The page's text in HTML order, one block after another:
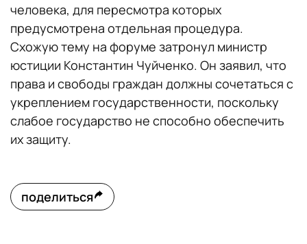
человека, для пересмотра которых
предусмотрена отдельная процедура.
Схожую тему на форуме затронул министр
юстиции Константин Чуйченко. Он заявил, что
права и свободы граждан должны сочетаться с
укреплением государственности, поскольку
слабое государство не способно обеспечить
их защиту.
поделиться